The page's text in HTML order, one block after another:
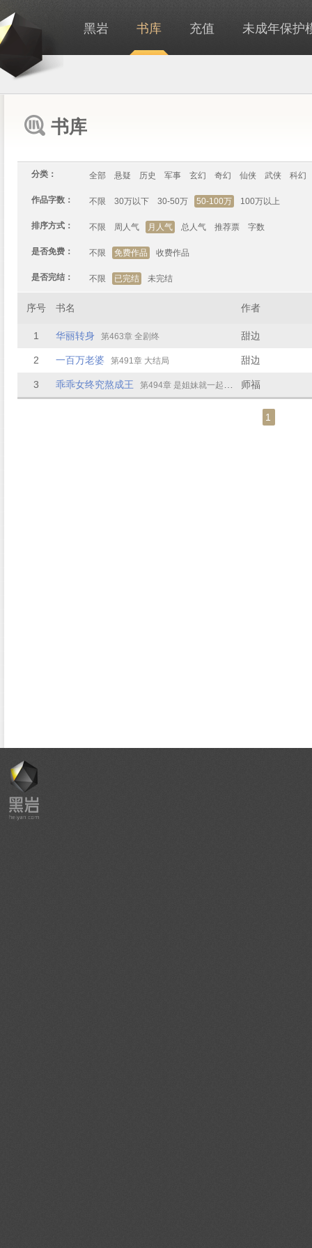
黑岩 书库 充值 未成年保护
书库
分类： 全部 悬疑 历史 军事 玄幻 奇幻 仙侠 武侠 科幻
作品字数： 不限 30万以下 30-50万 50-100万 100万以上
排序方式： 不限 周人气 月人气 总人气 推荐票 字数
是否免费： 不限 免费作品 收费作品
是否完结： 不限 已完结 未完结
序号 书名 作者
1 华丽转身 第463章 全剧终 甜边
2 一百万老婆 第491章 大结局 甜边
3 乖乖女终究熬成王 第494章 是姐妹就一起幸福 师福
1